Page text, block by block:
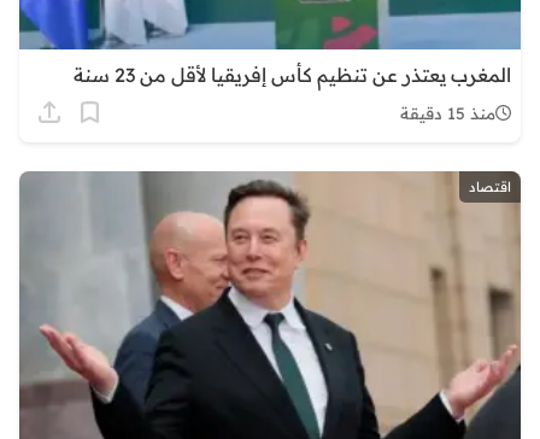
المغرب يعتذر عن تنظيم كأس إفريقيا لأقل من 23 سنة
منذ 15 دقيقة
اقتصاد